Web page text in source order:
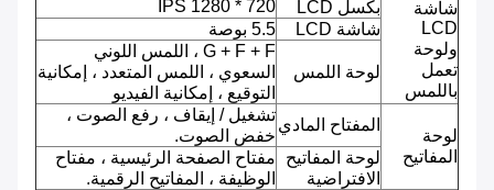
شاشة
LCD
ولوحة
تعمل
باللمس
بكسل LCD
720 * 1280 IPS
شاشة LCD
5.5 بوصة
لوحة اللمس
G + F + F ، اللمس اللوني
السعوي ، اللمس المتعدد ، إمكانية
التوقيع ، إمكانية الفيديو
لوحة
المفاتيح
المفتاح المادي
تشغيل / إيقاف ، رفع الصوت ،
خفض الصوت.
لوحة المفاتيح
الافتراضية
مفتاح الصفحة الرئيسية ، مفتاح
الوظيفة ، المفاتيح الرقمية.